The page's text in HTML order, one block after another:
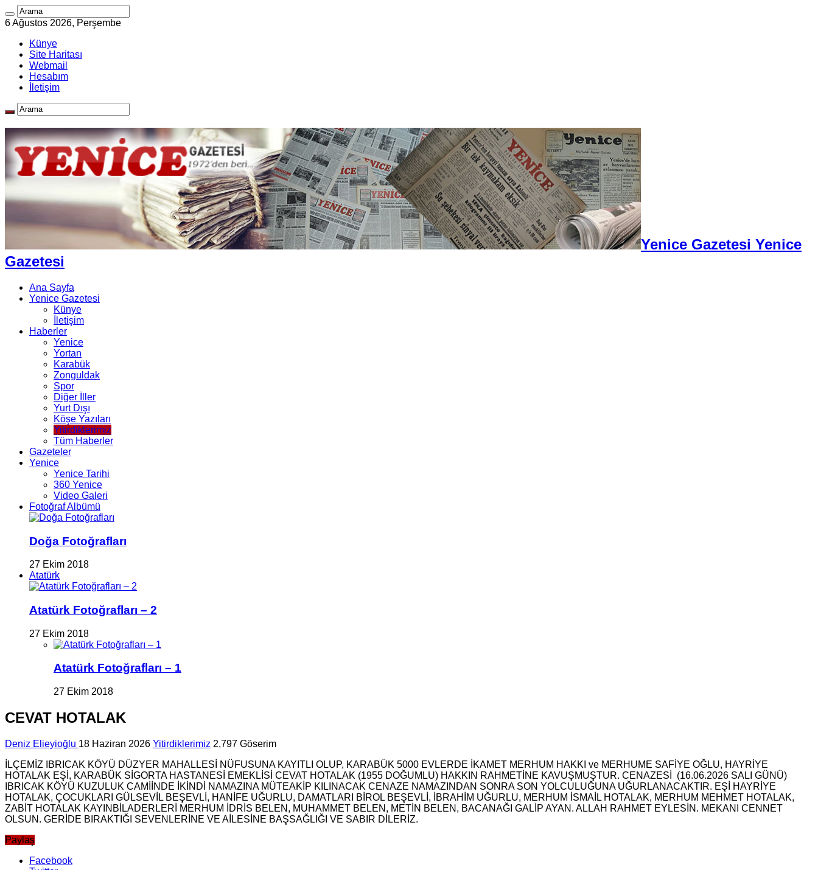
6 Ağustos 2026, Perşembe
Künye
Site Haritası
Webmail
Hesabım
İletişim
Yenice Gazetesi Yenice
Gazetesi
Ana Sayfa
Yenice Gazetesi
Künye
İletişim
Haberler
Yenice
Yortan
Karabük
Zonguldak
Spor
Diğer İller
Yurt Dışı
Köşe Yazıları
Yitirdiklerimiz
Tüm Haberler
Gazeteler
Yenice
Yenice Tarihi
360 Yenice
Video Galeri
Fotoğraf Albümü
Doğa Fotoğrafları
27 Ekim 2018
Atatürk
Atatürk Fotoğrafları – 2
27 Ekim 2018
Atatürk Fotoğrafları – 1
27 Ekim 2018
CEVAT HOTALAK
Deniz Elieyioğlu 18 Haziran 2026 Yitirdiklerimiz 2,797 Göserim
İLÇEMİZ IBRICAK KÖYÜ DÜZYER MAHALLESİ NÜFUSUNA KAYITLI OLUP, KARABÜK 5000 EVLERDE İKAMET MERHUM HAKKI ve MERHUME SAFİYE OĞLU, HAYRİYE
HOTALAK EŞİ, KARABÜK SİGORTA HASTANESİ EMEKLİSİ CEVAT HOTALAK (1955 DOĞUMLU) HAKKIN RAHMETİNE KAVUŞMUŞTUR. CENAZESİ (16.06.2026 SALI GÜNÜ)
IBRICAK KÖYÜ KUZULUK CAMİİNDE İKİNDİ NAMAZINA MÜTEAKİP KILINACAK CENAZE NAMAZINDAN SONRA SON YOLCULUĞUNA UĞURLANACAKTIR. EŞİ HAYRİYE
HOTALAK, ÇOCUKLARI GÜLSEVİL BEŞEVLİ, HANİFE UĞURLU, DAMATLARI BİROL BEŞEVLİ, İBRAHİM UĞURLU, MERHUM İSMAİL HOTALAK, MERHUM MEHMET HOTALAK,
ZABİT HOTALAK KAYINBİLADERLERİ MERHUM İDRİS BELEN, MUHAMMET BELEN, METİN BELEN, BACANAĞI GALİP AYAN. ALLAH RAHMET EYLESİN. MEKANI CENNET
OLSUN. GERİDE BIRAKTIĞI SEVENLERİNE VE AİLESİNE BAŞSAĞLIĞI VE SABIR DİLERİZ.
Paylaş
Facebook